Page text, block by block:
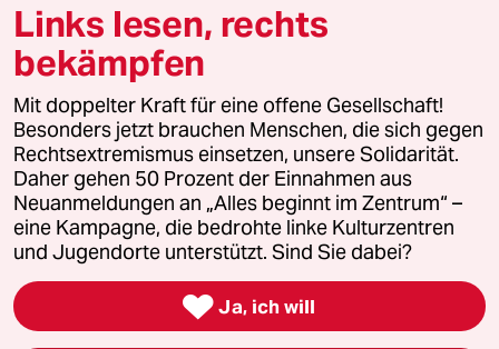
© 2026 taz Verlags und Vertriebs GmbH
Alle Rechte vorbehalten. Bei rechtlichen Fragen oder für Genehmigungen
wenden Sie sich bitte an
lizenzen@taz.de
Feedback Redaktionsstatut Kommune-Richtlinien
Leitlinie Informant Datenschutz Impressum AGB
Seitenwende Einwilligungen widerrufen (Ads)
Links lesen, rechts
bekämpfen
Mit doppelter Kraft für eine offene Gesellschaft!
Besonders jetzt brauchen Menschen, die sich gegen
Rechtsextremismus einsetzen, unsere Solidarität.
Daher gehen 50 Prozent der Einnahmen aus
Neuanmeldungen an „Alles beginnt im Zentrum“ –
eine Kampagne, die bedrohte linke Kulturzentren
und Jugendorte unterstützt. Sind Sie dabei?
 Ja, ich will